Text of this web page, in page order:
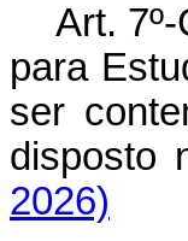
Art.
para
ser
2026)